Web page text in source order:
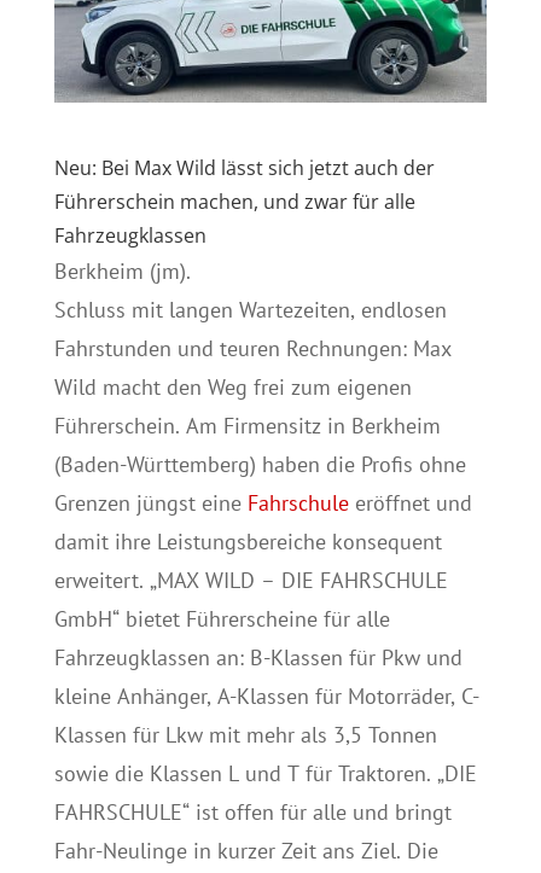
Neu: Bei Max Wild lässt sich jetzt auch der
Führerschein machen, und zwar für alle
Fahrzeugklassen
Berkheim (jm).
Schluss mit langen Wartezeiten, endlosen
Fahrstunden und teuren Rechnungen: Max
Wild macht den Weg frei zum eigenen
Führerschein. Am Firmensitz in Berkheim
(Baden-Württemberg) haben die Profis ohne
Grenzen jüngst eine Fahrschuleeröffnet und
damit ihre Leistungsbereiche konsequent
erweitert. „MAX WILD – DIE FAHRSCHULE
GmbH“ bietet Führerscheine für alle
Fahrzeugklassen an: B-Klassen für Pkw und
kleine Anhänger, A-Klassen für Motorräder, C-
Klassen für Lkw mit mehr als 3,5 Tonnen
sowie die Klassen L und T für Traktoren. „DIE
FAHRSCHULE“ ist offen für alle und bringt
Fahr-Neulinge in kurzer Zeit ans Ziel. Die